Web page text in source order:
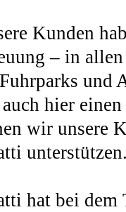
Kunden
– in
und
hier
wir unsere
hat bei dem